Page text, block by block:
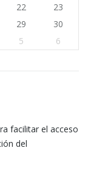
22
23
29
30
5 6
facilitar el acceso
del